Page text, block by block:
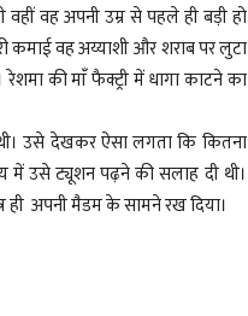
वह अपनी उम्र से पहले ही बड़ी हो
कमाई वह अय्याशी और शराब पर लुटा
रेशमा की मांँ फैक्ट्री में धागा काटने का
उसे देखकर ऐसा लगता कि कितना
में उसे ट्यूशन पढ़ने की सलाह दी थी।
ही अपनी मैडम के सामने रख दिया।